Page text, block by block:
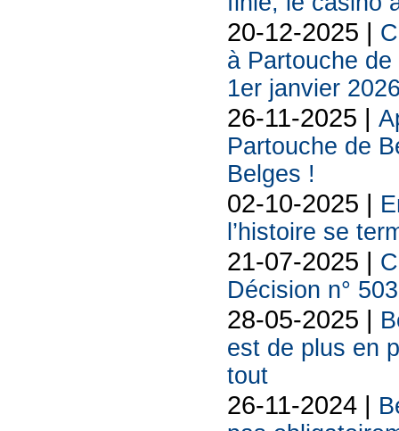
20-12-2025 |
à Partouche
1er janvier
26-11-2025 |
Partouche de
Belges !
02-10-2025 |
l’histoire se
21-07-2025 |
Décision n°
28-05-2025 |
est de plus en
tout
26-11-2024 |